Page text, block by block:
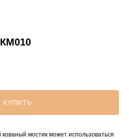
КУПИТЬ
мостик может использоваться